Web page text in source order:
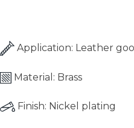
Application: Leather
Material: Brass
Finish: Nickel plating